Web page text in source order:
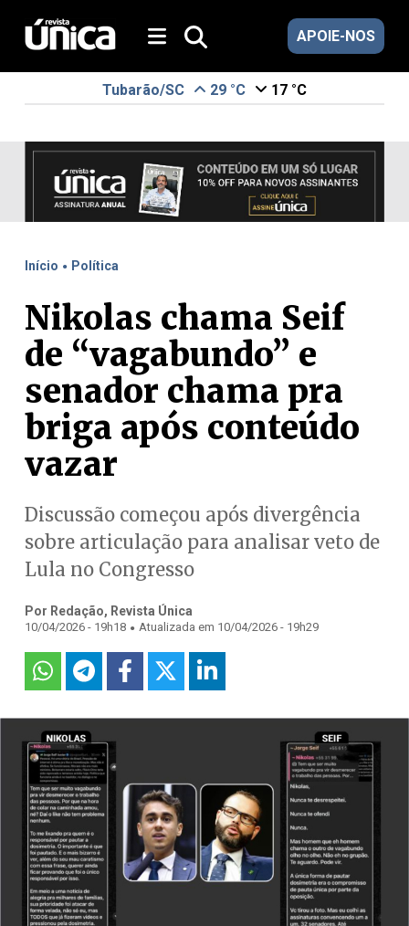
APOIE-NOS
Tubarão/SC 29 °C 17 °C
Início . Política
Nikolas chama Seif
de “vagabundo” e
senador chama pra
briga após conteúdo
vazar
Discussão começou após divergência
sobre articulação para analisar veto de
Lula no Congresso
Por Redação, Revista Única
10/04/2026 - 19h18 . Atualizada em 10/04/2026 - 19h29